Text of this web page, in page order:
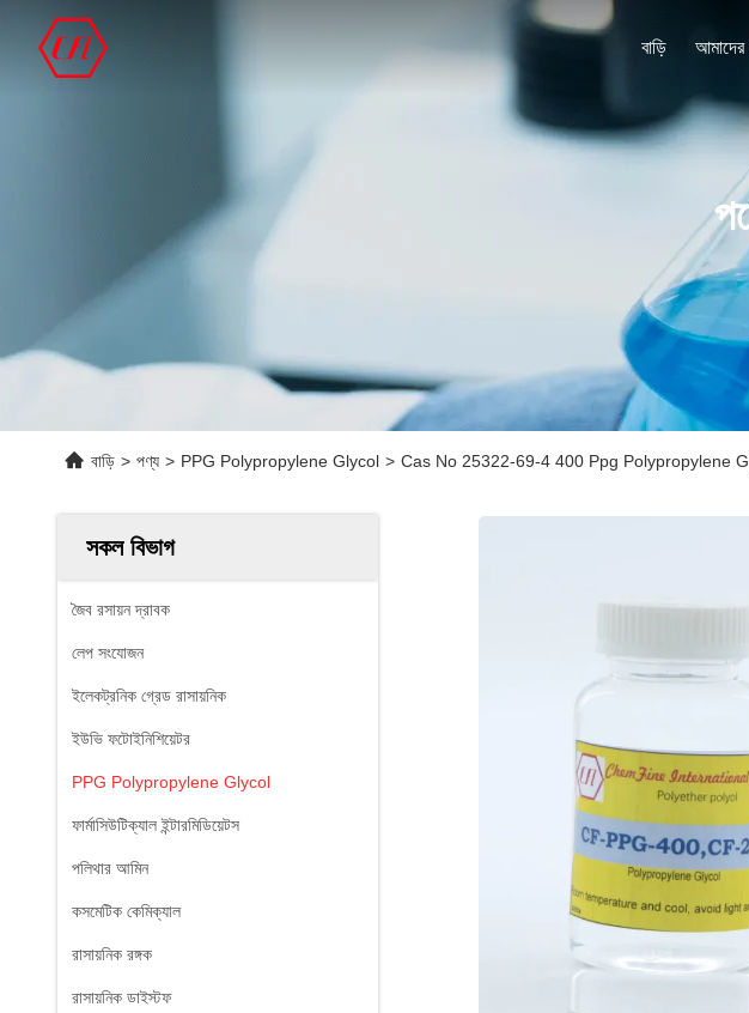
বাড়ি আমাদের
বাড়ি > পণ্য > PPG Polypropylene Glycol > Cas No 25322-69-4 400 Ppg Polypropylene
সকল বিভাগ
জৈব রসায়ন দ্রাবক
লেপ সংযোজন
ইলেকট্রনিক গ্রেড রাসায়নিক
ইউভি ফটোইনিশিয়েটর
PPG Polypropylene Glycol
ফার্মাসিউটিক্যাল ইন্টারমিডিয়েটস
পলিথার আমিন
কসমেটিক কেমিক্যাল
রাসায়নিক রঙ্গক
রাসায়নিক ডাইস্টফ